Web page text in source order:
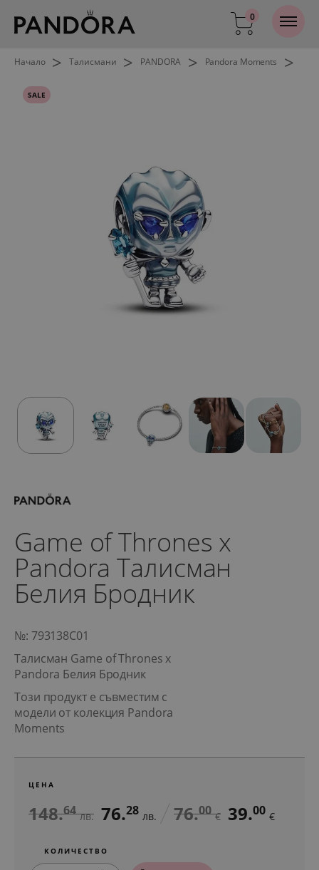
0
Начало > Талисмани > PANDORA > Pandora Moments >
SALE
Game of Thrones x
Pandora Талисман
Белия Бродник
№: 793138C01
Талисман Game of Thrones x
Pandora Белия Бродник
Този продукт е съвместим с
модели от колекция Pandora
Moments
ЦЕНА
148.64 лв. 76.28 лв. 76.00 € 39.00 €
КОЛИЧЕСТВО